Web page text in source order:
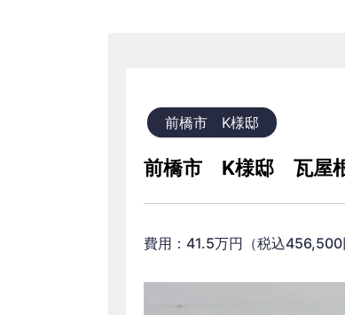
前橋市 K様邸
前橋市 K様邸 瓦屋
費用：41.5万円（税込